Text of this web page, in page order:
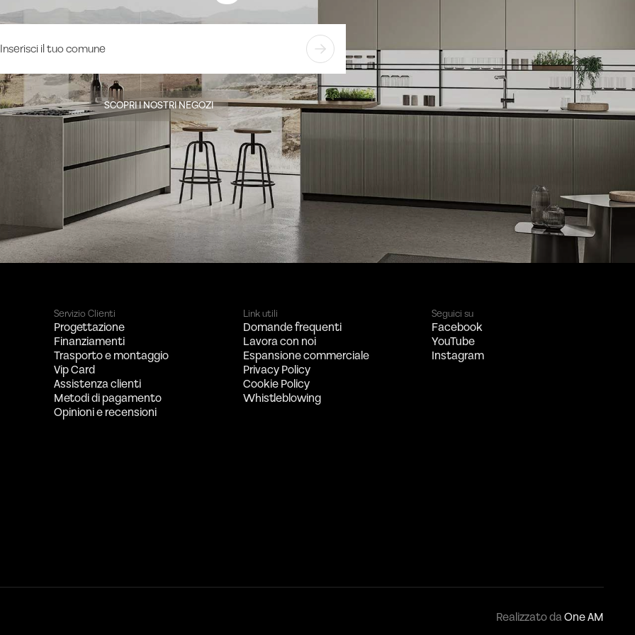
SCOPRI I NOSTRI NEGOZI
Servizio Clienti
Progettazione
Finanziamenti
Trasporto e montaggio
Vip Card
Assistenza clienti
Metodi di pagamento
Opinioni e recensioni
Link utili
Domande frequenti
Lavora con noi
Espansione commerciale
Privacy Policy
Cookie Policy
Whistleblowing
Seguici su
Facebook
YouTube
Instagram
Realizzato daOne AM